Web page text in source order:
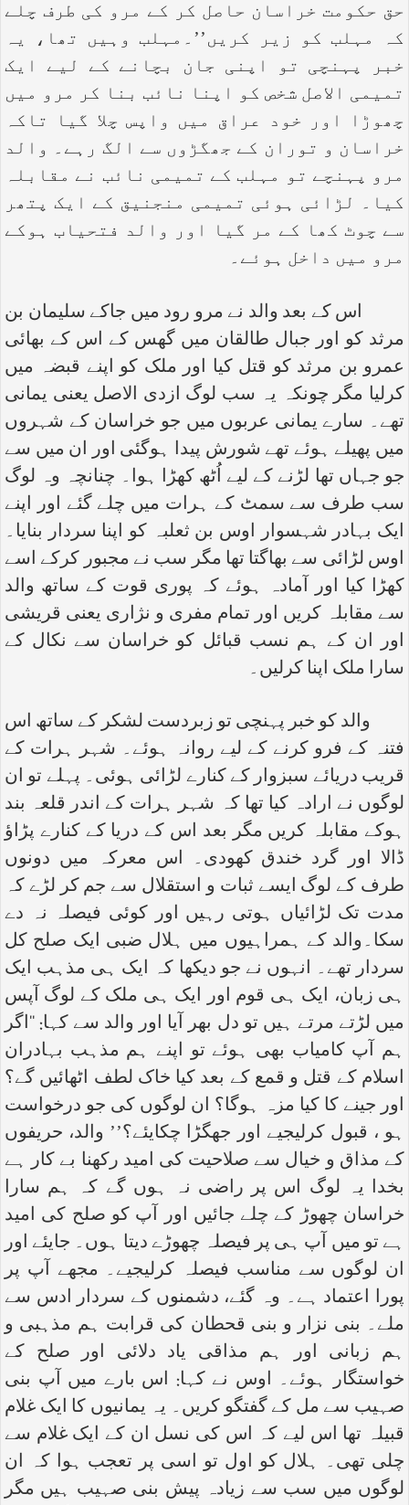
حق حکومت خراسان حاصل کر کے مرو کی طرف چلے
کہ مہلب کو زیر کریں’’۔مہلب وہیں تھا، یہ
خبر پہنچی تو اپنی جان بچانے کے لیے ایک
تمیمی الاصل شخص کو اپنا نائب بنا کر مرو میں
چھوڑا اور خود عراق میں واپس چلا گیا تاکہ
خراسان و توران کے جھگڑوں سے الگ رہے۔ والد
مرو پہنچے تو مہلب کے تمیمی نائب نے مقابلہ
کیا۔ لڑائی ہوئی تمیمی منجنیق کے ایک پتھر
سے چوٹ کھا کے مر گیا اور والد فتحیاب ہوکے
مرو میں داخل ہوئے۔
اس کے بعد والد نے مرو رود میں جاکے سلیمان بن
مرثد کو اور جبال طالقان میں گھس کے اس کے بھائی
عمرو بن مرثد کو قتل کیا اور ملک کو اپنے قبضہ میں
کرلیا مگر چونکہ یہ سب لوگ ازدی الاصل یعنی یمانی
تھے۔ سارے یمانی عربوں میں جو خراسان کے شہروں
میں پھیلے ہوئے تھے شورش پیدا ہوگئی اور ان میں سے
جو جہاں تھا لڑنے کے لیے اُٹھ کھڑا ہوا۔ چنانچہ وہ لوگ
سب طرف سے سمٹ کے ہرات میں چلے گئے اور اپنے
ایک بہادر شہسوار اوس بن ثعلبہ کو اپنا سردار بنایا۔
اوس لڑائی سے بھاگتا تھا مگر سب نے مجبور کرکے اسے
کھڑا کیا اور آمادہ ہوئے کہ پوری قوت کے ساتھ والد
سے مقابلہ کریں اور تمام مفری و نژاری یعنی قریشی
اور ان کے ہم نسب قبائل کو خراسان سے نکال کے
سارا ملک اپنا کرلیں۔
والد کو خبر پہنچی تو زبردست لشکر کے ساتھ اس
فتنہ کے فرو کرنے کے لیے روانہ ہوئے۔ شہر ہرات کے
قریب دریائے سبزوار کے کنارے لڑائی ہوئی۔ پہلے تو ان
لوگوں نے ارادہ کیا تھا کہ شہر ہرات کے اندر قلعہ بند
ہوکے مقابلہ کریں مگر بعد اس کے دریا کے کنارے پڑاؤ
ڈالا اور گرد خندق کھودی۔ اس معرکہ میں دونوں
طرف کے لوگ ایسے ثبات و استقلال سے جم کر لڑے کہ
مدت تک لڑائیاں ہوتی رہیں اور کوئی فیصلہ نہ دے
سکا۔والد کے ہمراہیوں میں ہلال ضبی ایک صلح کل
سردار تھے۔ انہوں نے جو دیکھا کہ ایک ہی مذہب ایک
ہی زبان، ایک ہی قوم اور ایک ہی ملک کے لوگ آپس
میں لڑتے مرتے ہیں تو دل بھر آیا اور والد سے کہا: ‘‘اگر
ہم آپ کامیاب بھی ہوئے تو اپنے ہم مذہب بہادران
اسلام کے قتل و قمع کے بعد کیا خاک لطف اٹھائیں گے؟
اور جینے کا کیا مزہ ہوگا؟ ان لوگوں کی جو درخواست
ہو ، قبول کرلیجیے اور جھگڑا چکایئے؟’’ والد، حریفوں
کے مذاق و خیال سے صلاحیت کی امید رکھنا بے کار ہے
بخدا یہ لوگ اس پر راضی نہ ہوں گے کہ ہم سارا
خراسان چھوڑ کے چلے جائیں اور آپ کو صلح کی امید
ہے تو میں آپ ہی پر فیصلہ چھوڑے دیتا ہوں۔ جایئے اور
ان لوگوں سے مناسب فیصلہ کرلیجیے۔ مجھے آپ پر
پورا اعتماد ہے۔ وہ گئے، دشمنوں کے سردار ادس سے
ملے۔ بنی نزار و بنی قحطان کی قرابت ہم مذہبی و
ہم زبانی اور ہم مذاقی یاد دلائی اور صلح کے
خواستگار ہوئے۔ اوس نے کہا: اس بارے میں آپ بنی
صہیب سے مل کے گفتگو کریں۔ یہ یمانیوں کا ایک غلام
قبیلہ تھا اس لیے کہ اس کی نسل ان کے ایک غلام سے
چلی تھی۔ ہلال کو اول تو اسی پر تعجب ہوا کہ ان
لوگوں میں سب سے زیادہ پیش بنی صہیب ہیں مگر